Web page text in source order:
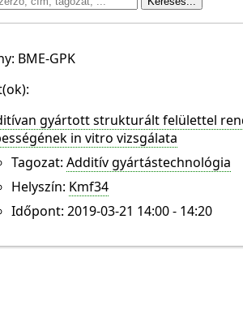
BME-GPK
gyártott strukturált felülettel
in vitro vizsgálata
Tagozat: Additív gyártástechnológia
Helyszín: Kmf34
Időpont: 2019-03-21 14:00 - 14:20